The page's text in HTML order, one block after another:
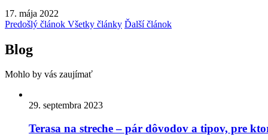
17. mája 2022
Predošlý článok Všetky články Ďalší článok
Blog
Mohlo by vás zaujímať
29. septembra 2023
Terasa na streche – pár dôvodov a tipov, pre